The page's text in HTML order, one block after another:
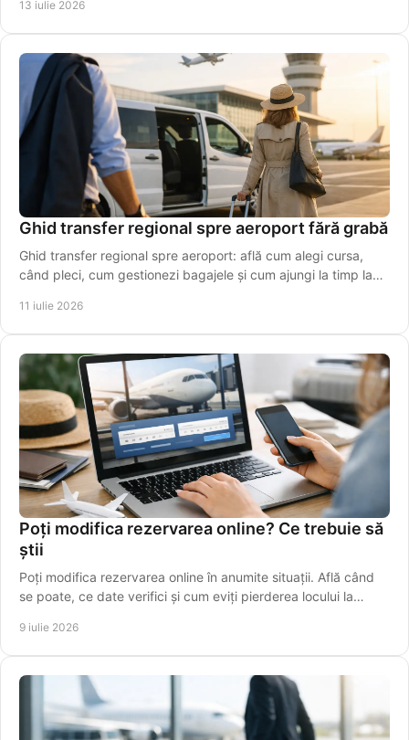
13 iulie 2026
Ghid transfer regional spre aeroport fără grabă
Ghid transfer regional spre aeroport: află cum alegi cursa,
când pleci, cum gestionezi bagajele și cum ajungi la timp la
11 iulie 2026
Poți modifica rezervarea online? Ce trebuie să
știi
Poți modifica rezervarea online în anumite situații. Află când
se poate, ce date verifici și cum eviți pierderea locului la
9 iulie 2026